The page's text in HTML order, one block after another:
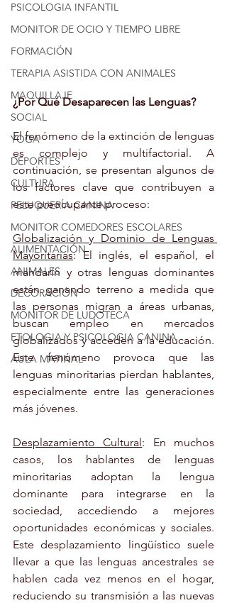
PSICOLOGIA INFANTIL
MONITOR DE OCIO Y TIEMPO LIBRE
FORMACIÓN
TERAPIA ASISTIDA CON ANIMALES
MAQUILLAJE
SOCIAL
YOGA
DEPORTES
CULTURA
PELUQUERÍA CANINA
MONITOR COMEDORES ESCOLARES
ALIMENTACIÓN
ANIMALES
DECORACIÓN
MONITOR DE LUDOTECA
ETOLOGIA Y PSICOLOGIA CANINA
AULA MATINAL
¿Por Qué Desaparecen las Lenguas?
El fenómeno de la extinción de lenguas
es complejo y multifactorial. A
continuación, se presentan algunos de
los factores clave que contribuyen a
este preocupante proceso:
Globalización y Dominio de Lenguas
Mayoritarias: El inglés, el español, el
mandarín y otras lenguas dominantes
están ganando terreno a medida que
las personas migran a áreas urbanas,
buscan empleo en mercados
globalizados y acceden a la educación.
Este fenómeno provoca que las
lenguas minoritarias pierdan hablantes,
especialmente entre las generaciones
más jóvenes.
Desplazamiento Cultural: En muchos
casos, los hablantes de lenguas
minoritarias adoptan la lengua
dominante para integrarse en la
sociedad, accediendo a mejores
oportunidades económicas y sociales.
Este desplazamiento lingüístico suele
llevar a que las lenguas ancestrales se
hablen cada vez menos en el hogar,
reduciendo su transmisión a las nuevas